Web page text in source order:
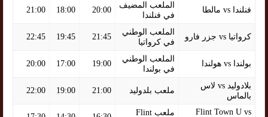
فنلندا vs مالطا
الملعب المضيف
في فنلندا
20:00
18:00
21:00
كرواتيا vs جزر فارو
الملعب الوطني
في كرواتيا
21:45
19:45
22:45
بولندا vs هولندا
الملعب الوطني
في بولندا
19:00
17:00
20:00
بلادوليد vs لاس
بالماس
ملعب بلدوليد 21:00
19:00
22:00
Flint Town U vs
ملعب Flint